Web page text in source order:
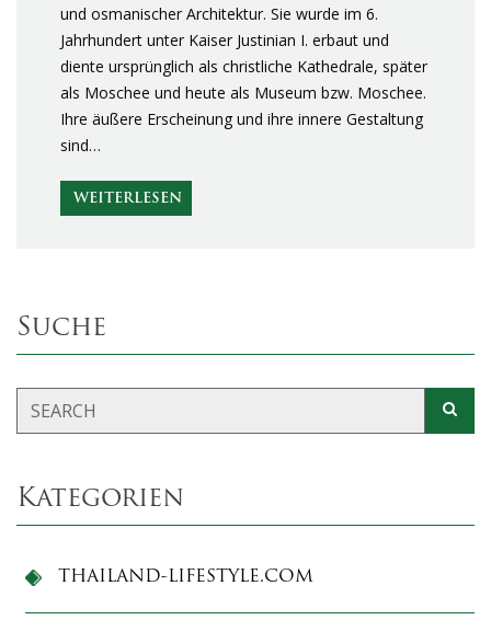
und osmanischer Architektur. Sie wurde im 6.
Jahrhundert unter Kaiser Justinian I. erbaut und
diente ursprünglich als christliche Kathedrale, später
als Moschee und heute als Museum bzw. Moschee.
Ihre äußere Erscheinung und ihre innere Gestaltung
sind…
WEITERLESEN
Suche
Kategorien
THAILAND-LIFESTYLE.COM